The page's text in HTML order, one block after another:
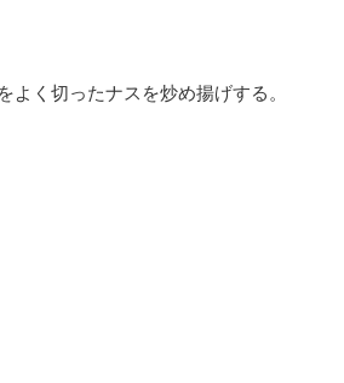
く切ったナスを炒め揚げする。